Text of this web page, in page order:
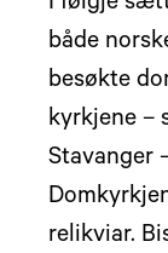
både
besøkte
kyrkjene –
Stavanger
relikviar.